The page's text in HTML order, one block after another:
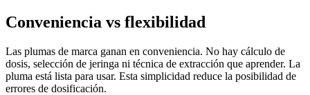
Conveniencia vs flexibilidad
Las plumas de marca ganan en conveniencia. No hay cálculo de
dosis, selección de jeringa ni técnica de extracción que aprender. La
pluma está lista para usar. Esta simplicidad reduce la posibilidad de
errores de dosificación.